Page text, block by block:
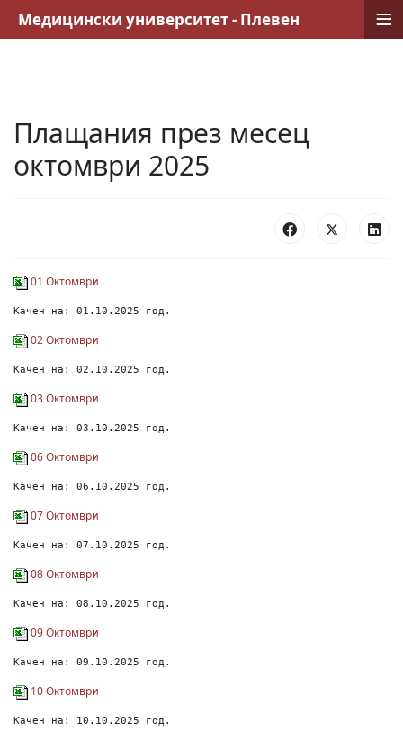
Плащания през месец
октомври 2025
01 Октомври
Качен на: 01.10.2025 год.
02 Октомври
Качен на: 02.10.2025 год.
03 Октомври
Качен на: 03.10.2025 год.
06 Октомври
Качен на: 06.10.2025 год.
07 Октомври
Качен на: 07.10.2025 год.
08 Октомври
Качен на: 08.10.2025 год.
09 Октомври
Качен на: 09.10.2025 год.
10 Октомври
Качен на: 10.10.2025 год.
Медицински университет - Плевен ≡